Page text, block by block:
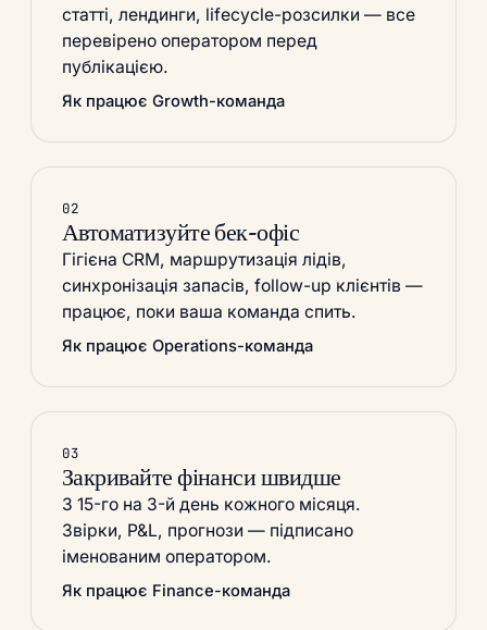
статті, лендинги, lifecycle-розсилки — все
перевірено оператором перед
публікацією.
Як працює Growth-команда
02
Автоматизуйте бек-офіс
Гігієна CRM, маршрутизація лідів,
синхронізація запасів, follow-up клієнтів —
працює, поки ваша команда спить.
Як працює Operations-команда
03
Закривайте фінанси швидше
З 15-го на 3-й день кожного місяця.
Звірки, P&L, прогнози — підписано
іменованим оператором.
Як працює Finance-команда